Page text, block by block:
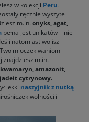
w kolekcji Peru.
ręcznie wyszyte
m.in. onyks, agat,
pełna jest unikatów – nie
natomiast wolisz
oczekiwaniom
znajdziesz m.in.
amazonit,
cytrynowy.
lekki naszyjnikz nutką
wolności i